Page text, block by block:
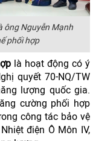
ông Nguyễn Mạnh
phối hợp
là hoạt động có ý
quyết 70-NQ/TW
lượng quốc gia.
cường phối hợp
công tác bảo vệ
điện Ô Môn IV,